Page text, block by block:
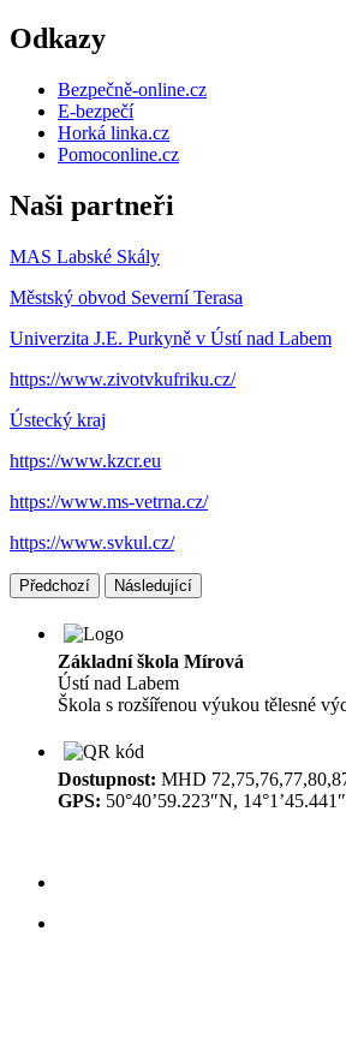
Odkazy
Bezpečně-online.cz
E-bezpečí
Horká linka.cz
Pomoconline.cz
Naši partneři
MAS Labské Skály
Městský obvod Severní Terasa
Univerzita J.E. Purkyně v Ústí nad Labem
https://www.zivotvkufriku.cz/
Ústecký kraj
https://www.kzcr.eu
https://www.ms-vetrna.cz/
https://www.svkul.cz/
Předchozí Následující
Základní škola Mírová
Ústí nad Labem
Škola s rozšířenou výukou tělesné
Dostupnost: MHD
GPS: 50°40’59.223″N,